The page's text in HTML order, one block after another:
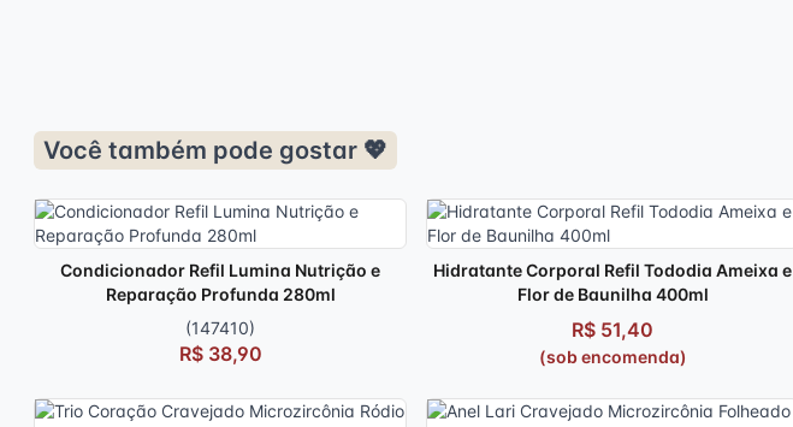
Você também pode gostar 💖
Condicionador Refil Lumina Nutrição e
Reparação Profunda 280ml
(147410)
R$ 38,90
Hidratante Corporal Refil Tododia Ameixa e
Flor de Baunilha 400ml
R$ 51,40
(sob encomenda)